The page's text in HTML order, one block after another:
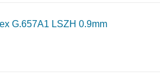
от подключаемых внешних АКБ
G.657A1 LSZH 0.9mm